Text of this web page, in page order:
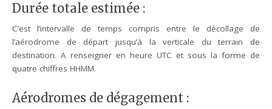
Durée totale estimée :
C’est l’intervalle de temps compris entre le décollage de
l’aérodrome de départ jusqu’à la verticale du terrain de
destination. A renseigner en heure UTC et sous la forme de
quatre chiffres HHMM.
Aérodromes de dégagement :